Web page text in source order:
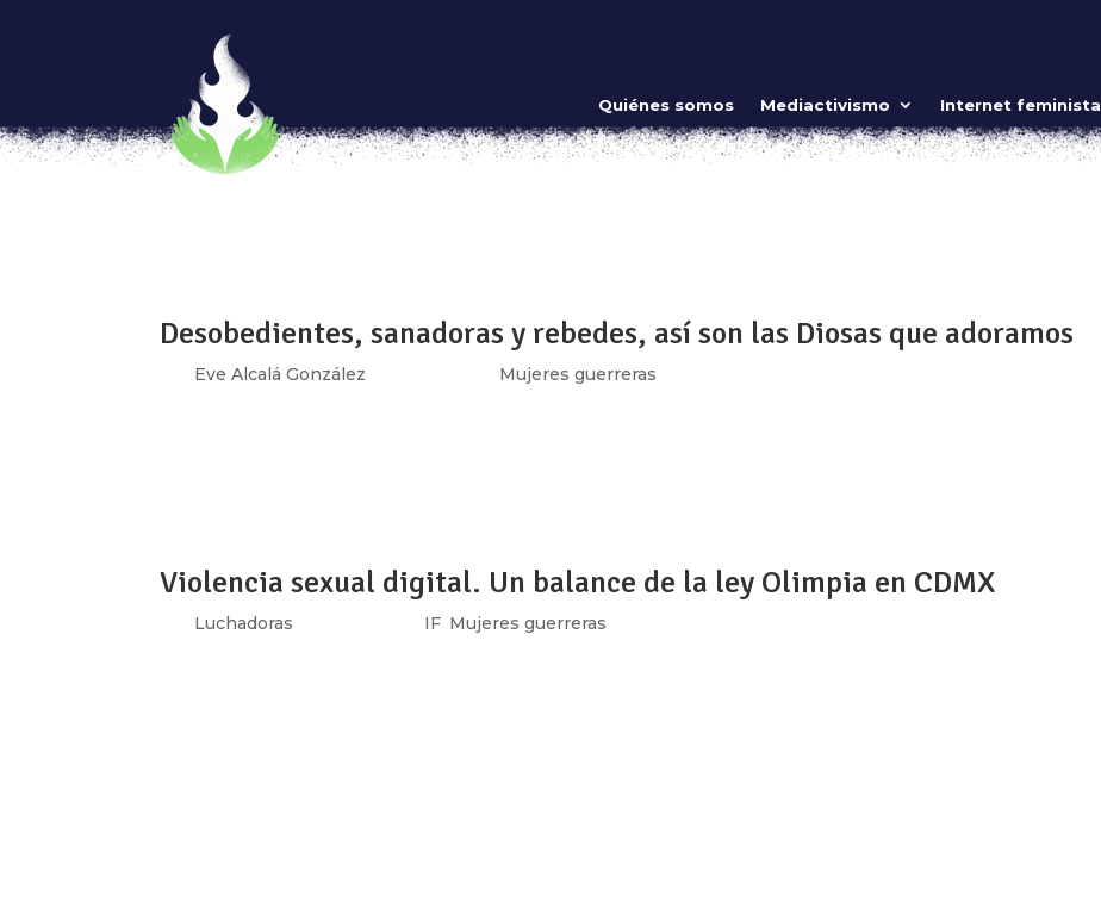
Quiénes somos Mediactivismo Internet feminista
#Playlist Revolución Feminista ¡Que arda la rebeldía!
por Jennifer Rosado|Dic 26, 2019|Mujeres guerreras
[vc_row type=»in_container» full_screen_row_position=»middle» scene_position=»center» text_color=»dark»
Desobedientes, sanadoras y rebedes, así son las Diosas que adoramos
Eve Alcalá González Mujeres guerreras
Violencia sexual digital. Un balance de la ley Olimpia en CDMX
Luchadoras IF Mujeres guerreras